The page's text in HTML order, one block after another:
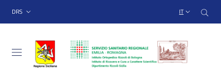
Sito Web Istituto
menu top-bar
DRS IT